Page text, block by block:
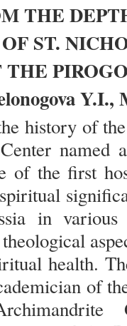
THE
ST.
THE
Y.I.,
history of
named
of the first
in
health.
of